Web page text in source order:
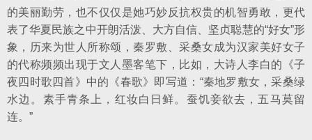
的美丽勤劳，也不仅仅是她巧妙反抗权贵的机智勇敢，更代
表了华夏民族之中开朗活泼、大方自信、坚贞聪慧的“好女”形
象，历来为世人所称颂，秦罗敷、采桑女成为汉家美好女子
的代称频频出现于文人墨客笔下，比如，大诗人李白的《子
夜四时歌四首》中的《春歌》即写道：“秦地罗敷女，采桑绿
水边。素手青条上，红妆白日鲜。蚕饥妾欲去，五马莫留
连。”